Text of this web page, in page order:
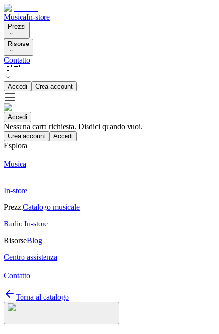
MusicaIn-store
Prezzi
Risorse
Contatto
🇮🇹
Accedi Crea account
Accedi
Nessuna carta richiesta. Disdici quando vuoi.
Crea account Accedi
Esplora
Musica
In-store
PrezziCatalogo musicale
Radio In-store
RisorseBlog
Centro assistenza
Contatto
Torna al catalogo